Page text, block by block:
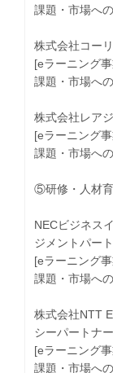
課題・市場へ
株式会社コー
[eラーニング
課題・市場へ
株式会社レア
[eラーニング
課題・市場へ
⑤研修・人材
NECビジネス
ジメントパー
[eラーニング
課題・市場へ
株式会社NTT
シーパートナー
[eラーニング
課題・市場へ